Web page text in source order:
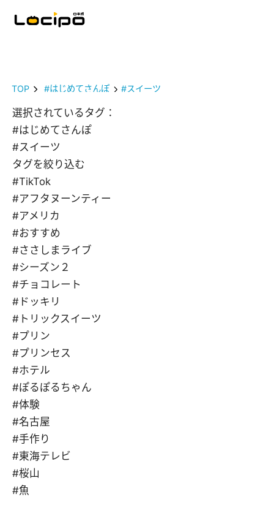
TOP #はじめてさんぽ #スイーツ
選択されているタグ：
#はじめてさんぽ
#スイーツ
タグを絞り込む
#TikTok
#アフタヌーンティー
#アメリカ
#おすすめ
#ささしまライブ
#シーズン２
#チョコレート
#ドッキリ
#トリックスイーツ
#プリン
#プリンセス
#ホテル
#ぽるぽるちゃん
#体験
#名古屋
#手作り
#東海テレビ
#桜山
#魚